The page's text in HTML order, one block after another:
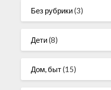
Без рубрики(3)
Дети(8)
Дом, быт(15)